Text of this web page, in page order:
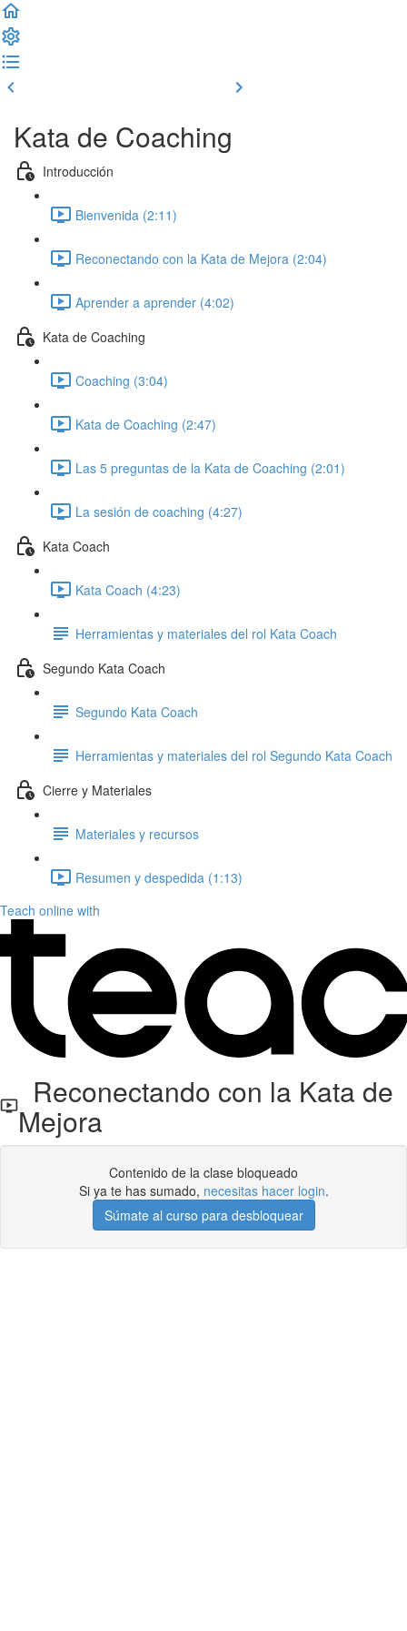
Kata de Coaching
Introducción
Bienvenida (2:11)
Reconectando con la Kata de Mejora (2:04)
Aprender a aprender (4:02)
Kata de Coaching
Coaching (3:04)
Kata de Coaching (2:47)
Las 5 preguntas de la Kata de Coaching (2:01)
La sesión de coaching (4:27)
Kata Coach
Kata Coach (4:23)
Herramientas y materiales del rol Kata Coach
Segundo Kata Coach
Segundo Kata Coach
Herramientas y materiales del rol Segundo Kata Coach
Cierre y Materiales
Materiales y recursos
Resumen y despedida (1:13)
Teach online with
Reconectando con la Kata de
Mejora
Contenido de la clase bloqueado
Si ya te has sumado, necesitas hacer login.
Súmate al curso para desbloquear